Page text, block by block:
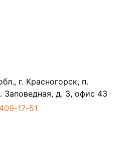
г. Красногорск, п.
Заповедная, д. 3, офис 43
17-51